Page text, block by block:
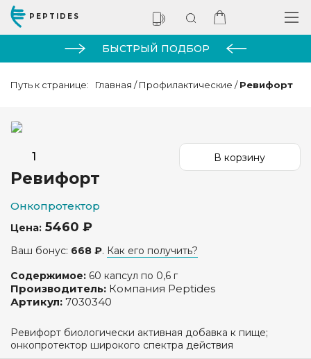
PEPTIDES
БЫСТРЫЙ ПОДБОР
Путь к странице: Главная / Профилактические / Ревифорт
Ревифорт
Онкопротектор
Цена: 5460 ₽
Ваш бонус: 668 ₽. Как его получить?
Содержимое: 60 капсул по 0,6 г
Производитель: Компания Peptides
Артикул: 7030340
Ревифорт биологически активная добавка к пище;
онкопротектор широкого спектра действия